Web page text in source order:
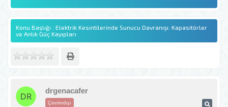
Konu Başlığı : Elektrik Kesintilerinde Sunucu Davranışı: Kapasitörler
ve Anlık Güç Kayıpları
Çevrimdışı
drgenacafer